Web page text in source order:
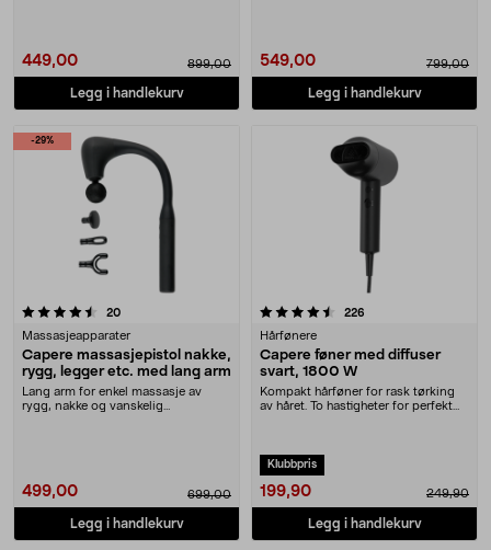
449,00 899,00
Legg i handlekurv
549,00 799,00
Legg i handlekurv
-29%
20anmeldelser
Massasjeapparater
Capere massasjepistol nakke,
rygg, legger etc. med lang arm
Lang arm for enkel massasje av
rygg, nakke og vanskelig
499,00 699,00
Legg i handlekurv
4.5 av 5 stjerner 226
Hårfønere
Capere føner med diffuser
svart, 1800 W
Kompakt hårføner for rask tørking
av håret. To hastigheter for perfekt
Klubbpris
199,90 249,90
Legg i handlekurv